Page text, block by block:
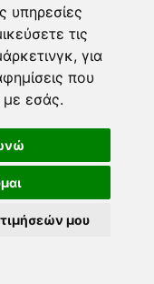
υπηρεσίες
τις
, για
που
με εσάς.
μου
αιολικού
η φωτιά